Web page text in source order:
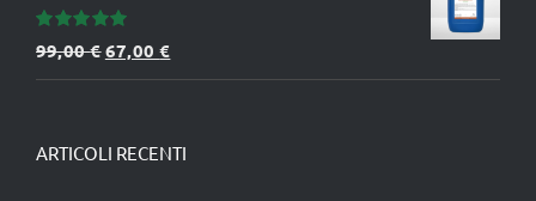
Valutato
5.00su 5
99,00€Il
prezzo
era:
67,00€
prezzo
è:
ARTICOLI RECENTI